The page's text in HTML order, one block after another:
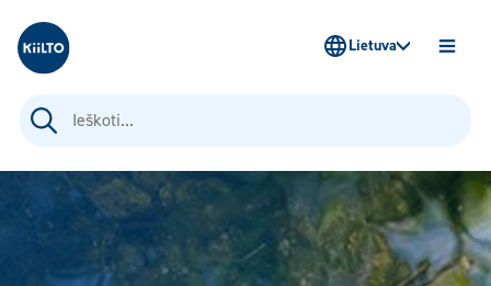
Kiilto Lietuva
Ieškoti:
Lietuva